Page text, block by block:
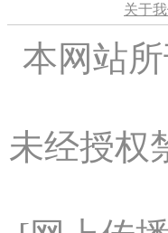
关于
本网站
未经授权